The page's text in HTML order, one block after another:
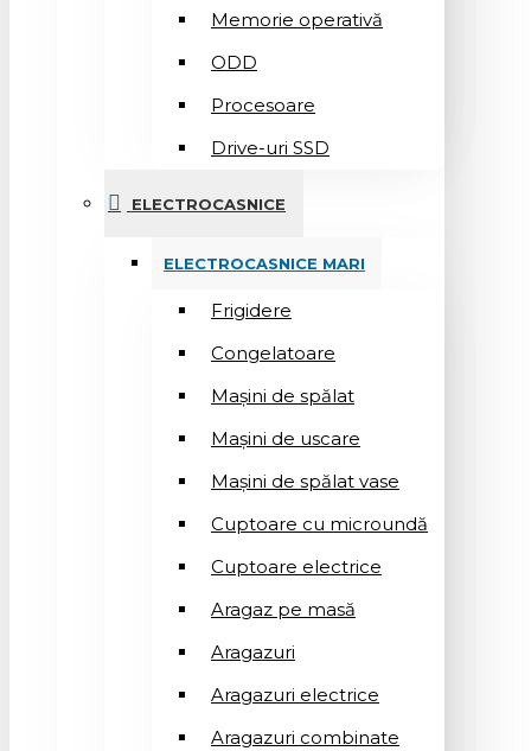
Memorie operativă
ODD
Procesoare
Drive-uri SSD
ELECTROCASNICE
ELECTROCASNICE MARI
Frigidere
Congelatoare
Mașini de spălat
Mașini de uscare
Mașini de spălat vase
Cuptoare cu microundă
Cuptoare electrice
Aragaz pe masă
Aragazuri
Aragazuri electrice
Aragazuri combinate